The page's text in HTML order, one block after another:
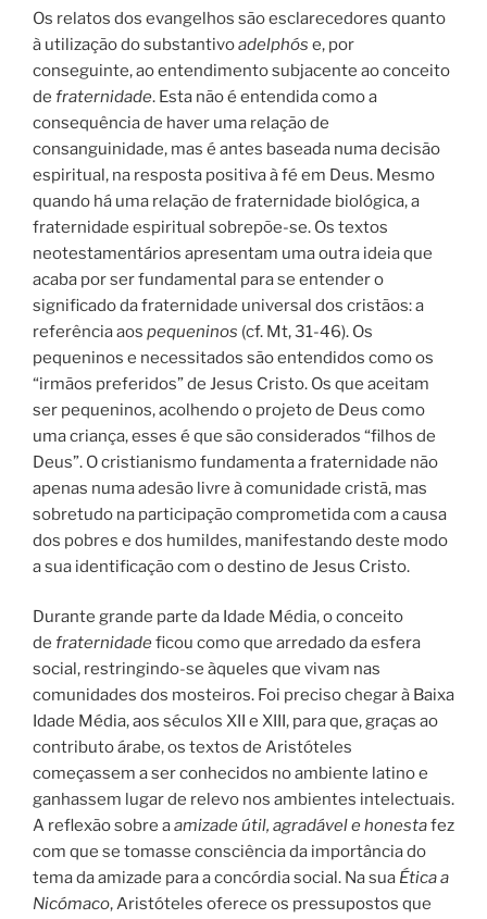
Os relatos dos evangelhos são esclarecedores quanto
à utilização do substantivoadelphós e, por
conseguinte, ao entendimento subjacente ao conceito
de fraternidade. Esta não é entendida como a
consequência de haver uma relação de
consanguinidade, mas é antes baseada numa decisão
espiritual, na resposta positiva à fé em Deus. Mesmo
quando há uma relação de fraternidade biológica, a
fraternidade espiritual sobrepõe-se. Os textos
neotestamentários apresentam uma outra ideia que
acaba por ser fundamental para se entender o
significado da fraternidade universal dos cristãos: a
referência aos pequeninos (cf. Mt, 31-46). Os
pequeninos e necessitados são entendidos como os
“irmãos preferidos” de Jesus Cristo. Os que aceitam
ser pequeninos, acolhendo o projeto de Deus como
uma criança, esses é que são considerados “filhos de
Deus”. O cristianismo fundamenta a fraternidade não
apenas numa adesão livre à comunidade cristã, mas
sobretudo na participação comprometida com a causa
dos pobres e dos humildes, manifestando deste modo
a sua identificação com o destino de Jesus Cristo.
Durante grande parte da Idade Média, o conceito
de fraternidadeficou como que arredado da esfera
social, restringindo-se àqueles que vivam nas
comunidades dos mosteiros. Foi preciso chegar à Baixa
Idade Média, aos séculos XII e XIII, para que, graças ao
contributo árabe, os textos de Aristóteles
começassem a ser conhecidos no ambiente latino e
ganhassem lugar de relevo nos ambientes intelectuais.
A reflexão sobre aamizade útil, agradável e honestafez
com que se tomasse consciência da importância do
tema da amizade para a concórdia social. Na sua Ética a
Nicómaco, Aristóteles oferece os pressupostos que